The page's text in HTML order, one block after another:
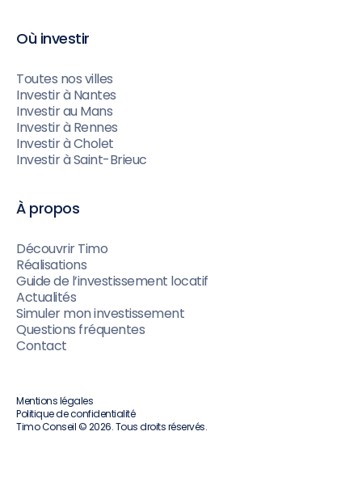
Où investir
Toutes nos villes
Investir à Nantes
Investir au Mans
Investir à Rennes
Investir à Cholet
Investir à Saint-Brieuc
À propos
Découvrir Timo
Réalisations
Guide de l’investissement locatif
Actualités
Simuler mon investissement
Questions fréquentes
Contact
Timo Conseil © 2026. Tous droits réservés.
Mentions légales
Politique de confidentialité